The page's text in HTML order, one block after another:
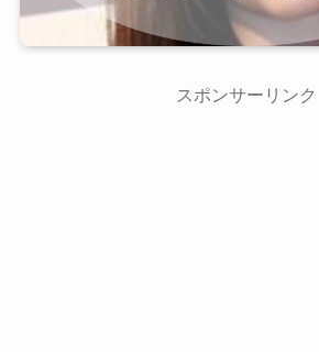
スポンサーリンク